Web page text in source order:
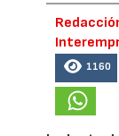
1160